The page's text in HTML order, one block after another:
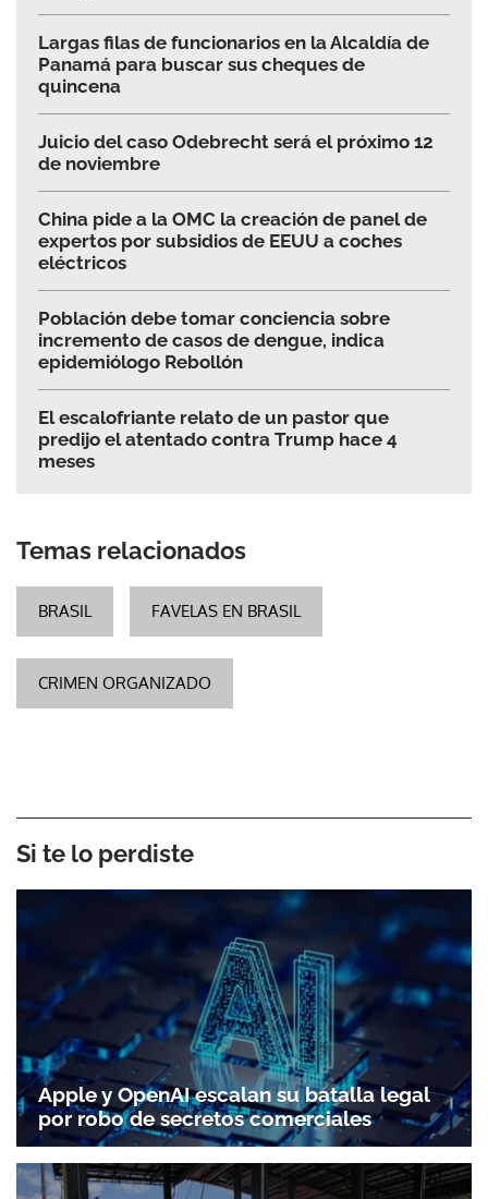
Largas filas de funcionarios en la Alcaldía de
Panamá para buscar sus cheques de
quincena
Juicio del caso Odebrecht será el próximo 12
de noviembre
China pide a la OMC la creación de panel de
expertos por subsidios de EEUU a coches
eléctricos
Población debe tomar conciencia sobre
incremento de casos de dengue, indica
epidemiólogo Rebollón
El escalofriante relato de un pastor que
predijo el atentado contra Trump hace 4
meses
Temas relacionados
BRASIL FAVELAS EN BRASIL
CRIMEN ORGANIZADO
Si te lo perdiste
Apple y OpenAI escalan su batalla legal
por robo de secretos comerciales